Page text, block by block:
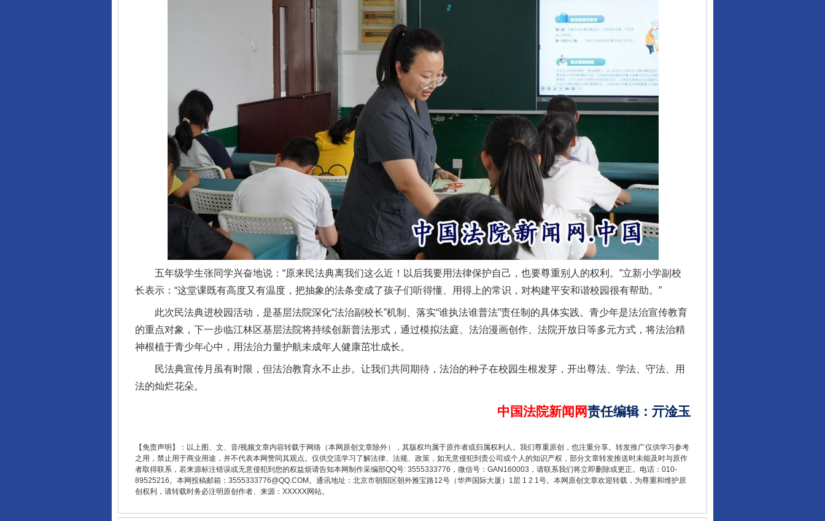
五年级学生张同学兴奋地说：“原来民法典离我们这么近！以后我要用法律保护自己，也要尊重别人的权利。”立新小学副校
长表示：“这堂课既有高度又有温度，把抽象的法条变成了孩子们听得懂、用得上的常识，对构建平安和谐校园很有帮助。”
此次民法典进校园活动，是基层法院深化“法治副校长”机制、落实“谁执法谁普法”责任制的具体实践。青少年是法治宣传教育
的重点对象，下一步临江林区基层法院将持续创新普法形式，通过模拟法庭、法治漫画创作、法院开放日等多元方式，将法治精
神根植于青少年心中，用法治力量护航未成年人健康茁壮成长。
民法典宣传月虽有时限，但法治教育永不止步。让我们共同期待，法治的种子在校园生根发芽，开出尊法、学法、守法、用
法的灿烂花朵。
中国法院新闻网责任编辑： 亓淦玉
【免责声明】：以上图、文、音/视频文章内容转载于网络（本网原创文章除外），其版权均属于原作者或归属权利人。我们尊重原创，也注重分享。转发推广仅供学习参考
之用，禁止用于商业用途，并不代表本网赞同其观点。仅供交流学习了解法律、法规、政策，如无意侵犯到贵公司或个人的知识产权，部分文章转发推送时未能及时与原作
者取得联系，若来源标注错误或无意侵犯到您的权益烦请告知本网制作采编部QQ号: 3555333776，微信号：GAN160003，请联系我们将立即删除或更正。电话：010-
89525216。本网投稿邮箱：3555333776@QQ.COM。通讯地址：北京市朝阳区朝外雅宝路12号（华声国际大厦）1层 1 2 1号。本网原创文章欢迎转载，为尊重和维护原
创权利，请转载时务必注明原创作者、来源：XXXXX网站。
完善运行机制助力责任有效落实 一纸欠条伤亲情 巡回调解促和解.. 行业协会接连发公告
东山县通报“牛蛙产品抗生素超标问题” 法徽映军营 权益有保障
千年窑火 生生不息 一批国家标准开始实施 从数据变化看反腐深化